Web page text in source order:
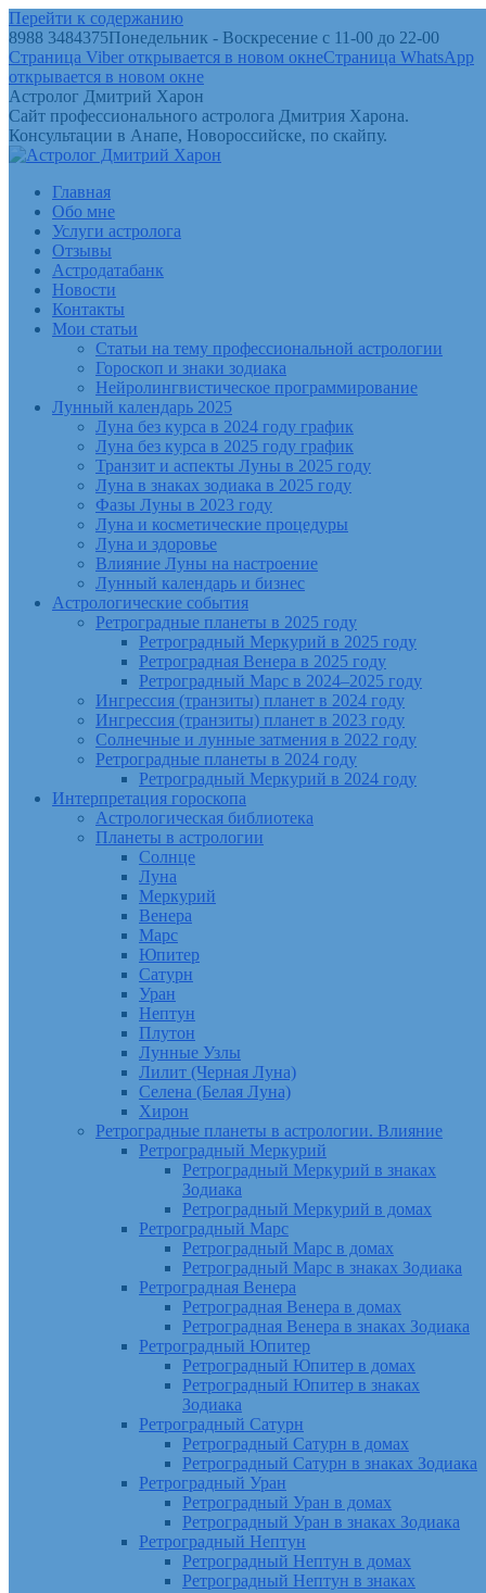
Перейти к содержанию
8988 3484375Понедельник - Воскресение с 11-00 до 22-00
Страница Viber открывается в новом окнеСтраница WhatsApp
открывается в новом окне
Астролог Дмитрий Харон
Сайт профессионального астролога Дмитрия Харона.
Консультации в Анапе, Новороссийске, по скайпу.
Главная
Обо мне
Услуги астролога
Отзывы
Астродатабанк
Новости
Контакты
Мои статьи
Статьи на тему профессиональной астрологии
Гороскоп и знаки зодиака
Нейролингвистическое программирование
Лунный календарь 2025
Луна без курса в 2024 году график
Луна без курса в 2025 году график
Транзит и аспекты Луны в 2025 году
Луна в знаках зодиака в 2025 году
Фазы Луны в 2023 году
Луна и косметические процедуры
Луна и здоровье
Влияние Луны на настроение
Лунный календарь и бизнес
Астрологические события
Ретроградные планеты в 2025 году
Ретроградный Меркурий в 2025 году
Ретроградная Венера в 2025 году
Ретроградный Марс в 2024–2025 году
Ингрессия (транзиты) планет в 2024 году
Ингрессия (транзиты) планет в 2023 году
Солнечные и лунные затмения в 2022 году
Ретроградные планеты в 2024 году
Ретроградный Меркурий в 2024 году
Интерпретация гороскопа
Астрологическая библиотека
Планеты в астрологии
Солнце
Луна
Меркурий
Венера
Марс
Юпитер
Сатурн
Уран
Нептун
Плутон
Лунные Узлы
Лилит (Черная Луна)
Селена (Белая Луна)
Хирон
Ретроградные планеты в астрологии. Влияние
Ретроградный Меркурий
Ретроградный Меркурий в знаках
Зодиака
Ретроградный Меркурий в домах
Ретроградный Марс
Ретроградный Марс в домах
Ретроградный Марс в знаках Зодиака
Ретроградная Венера
Ретроградная Венера в домах
Ретроградная Венера в знаках Зодиака
Ретроградный Юпитер
Ретроградный Юпитер в домах
Ретроградный Юпитер в знаках
Зодиака
Ретроградный Сатурн
Ретроградный Сатурн в домах
Ретроградный Сатурн в знаках Зодиака
Ретроградный Уран
Ретроградный Уран в домах
Ретроградный Уран в знаках Зодиака
Ретроградный Нептун
Ретроградный Нептун в домах
Ретроградный Нептун в знаках